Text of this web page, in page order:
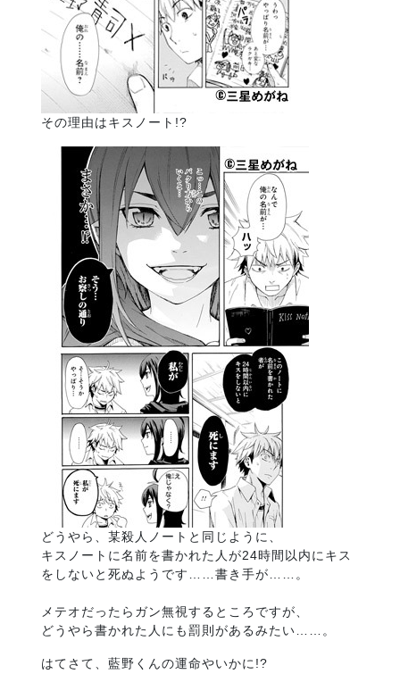
その理由はキスノート!?
どうやら、某殺人ノートと同じように、
キスノートに名前を書かれた人が24時間以内にキス
をしないと死ぬようです……書き手が……。
メテオだったらガン無視するところですが、
どうやら書かれた人にも罰則があるみたい……。
はてさて、藍野くんの運命やいかに!?